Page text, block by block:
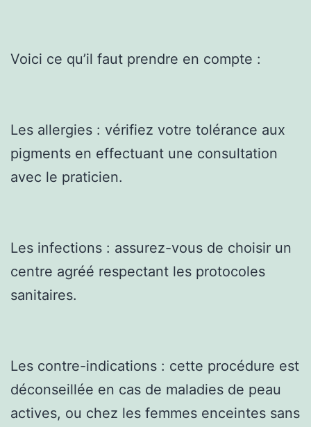
Voici ce qu’il faut prendre en compte :
Les allergies : vérifiez votre tolérance aux
pigments en effectuant une consultation
avec le praticien.
Les infections : assurez-vous de choisir un
centre agréé respectant les protocoles
sanitaires.
Les contre-indications : cette procédure est
déconseillée en cas de maladies de peau
actives, ou chez les femmes enceintes sans